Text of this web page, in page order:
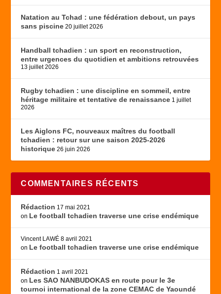
Natation au Tchad : une fédération debout, un pays
sans piscine 20 juillet 2026
Handball tchadien : un sport en reconstruction,
entre urgences du quotidien et ambitions retrouvées
13 juillet 2026
Rugby tchadien : une discipline en sommeil, entre
héritage militaire et tentative de renaissance 1 juillet
2026
Les Aiglons FC, nouveaux maîtres du football
tchadien : retour sur une saison 2025-2026
historique 26 juin 2026
COMMENTAIRES RÉCENTS
Rédaction 17 mai 2021
on Le football tchadien traverse une crise endémique
Vincent LAWÉ 8 avril 2021
on Le football tchadien traverse une crise endémique
Rédaction 1 avril 2021
on Les SAO NANBUDOKAS en route pour le 3e
tournoi international de la zone CEMAC de Yaoundé